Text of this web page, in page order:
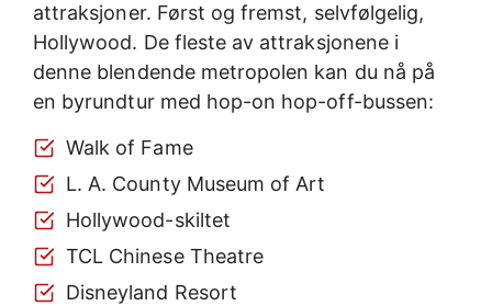
attraksjoner. Først og fremst, selvfølgelig,
Hollywood. De fleste av attraksjonene i
denne blendende metropolen kan du nå på
en byrundtur med hop-on hop-off-bussen:
Walk of Fame
L. A. County Museum of Art
Hollywood-skiltet
TCL Chinese Theatre
Disneyland Resort